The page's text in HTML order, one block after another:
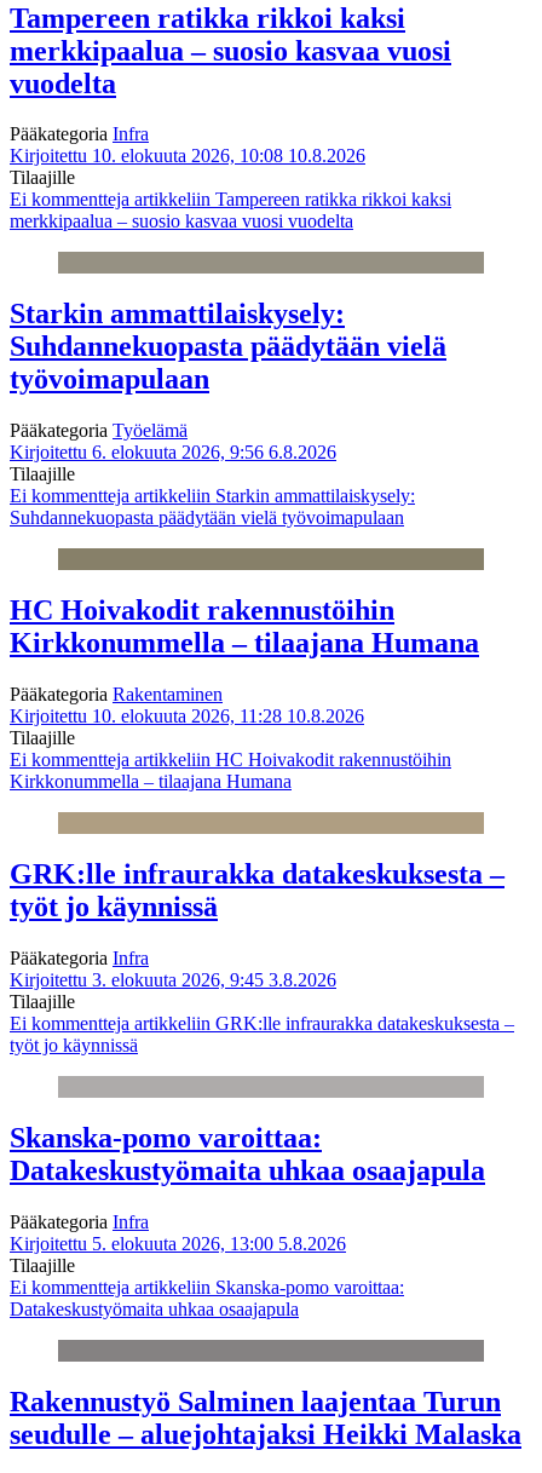
Tampereen ratikka rikkoi kaksi
merkkipaalua – suosio kasvaa vuosi
vuodelta
Pääkategoria Infra
Kirjoitettu 10. elokuuta 2026, 10:08 10.8.2026
Tilaajille
Ei kommentteja artikkeliin Tampereen ratikka rikkoi kaksi
merkkipaalua – suosio kasvaa vuosi vuodelta
Starkin ammattilaiskysely:
Suhdannekuopasta päädytään vielä
työvoimapulaan
Pääkategoria Työelämä
Kirjoitettu 6. elokuuta 2026, 9:56 6.8.2026
Tilaajille
Ei kommentteja artikkeliin Starkin ammattilaiskysely:
Suhdannekuopasta päädytään vielä työvoimapulaan
HC Hoivakodit rakennustöihin
Kirkkonummella – tilaajana Humana
Pääkategoria Rakentaminen
Kirjoitettu 10. elokuuta 2026, 11:28 10.8.2026
Tilaajille
Ei kommentteja artikkeliin HC Hoivakodit rakennustöihin
Kirkkonummella – tilaajana Humana
GRK:lle infraurakka datakeskuksesta –
työt jo käynnissä
Pääkategoria Infra
Kirjoitettu 3. elokuuta 2026, 9:45 3.8.2026
Tilaajille
Ei kommentteja artikkeliin GRK:lle infraurakka datakeskuksesta –
työt jo käynnissä
Skanska-pomo varoittaa:
Datakeskustyömaita uhkaa osaajapula
Pääkategoria Infra
Kirjoitettu 5. elokuuta 2026, 13:00 5.8.2026
Tilaajille
Ei kommentteja artikkeliin Skanska-pomo varoittaa:
Datakeskustyömaita uhkaa osaajapula
Rakennustyö Salminen laajentaa Turun
seudulle – aluejohtajaksi Heikki Malaska